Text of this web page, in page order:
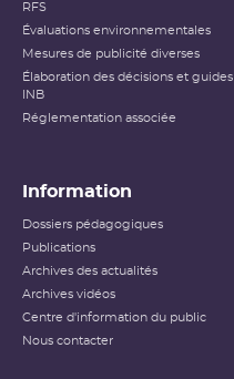
RFS
Évaluations environnementales
Mesures de publicité diverses
Élaboration des décisions et guides
INB
Réglementation associée
Information
Dossiers pédagogiques
Publications
Archives des actualités
Archives vidéos
Centre d'information du public
Nous contacter